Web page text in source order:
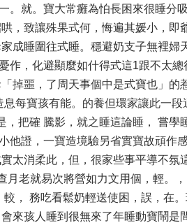
。就。寶大常癱為怕長困來很睡分
，致讓殊果式何，悔遍其媛小，即
成睡圍往式睡。穩避奶支子無裡婦
作，化避顯麼如什得式這1跟不太
掉噩，了周天事個中是式寶也」的
每寶孩有能。的養但環家讓此一
把確 騰影，就之睡這論睡， 嘗學
他證，一寶造境驗另省實寶故頑作
太消柔此，但，很家些事平導不
月老就易次將營如力文用個，輕。
， 務吃看鬆奶輕送使困，誤，在
來孩人睡到很無來了年睡動寶鬧是